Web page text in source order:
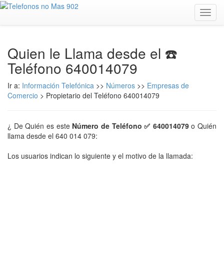
Quien le Llama desde el ☎️
Teléfono 640014079
Ir a: Información Telefónica >> Números >> Empresas de
Comercio > Propietario del Teléfono 640014079
¿ De Quién es este Número de Teléfono ✅ 640014079o Quién
llama desde el 640 014 079:
Los usuarios indican lo siguiente y el motivo de la llamada: